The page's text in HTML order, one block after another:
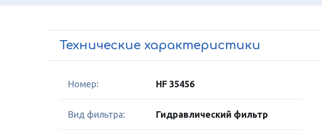
Технические характеристики
Номер: HF 35456
Вид фильтра: Гидравлический фильтр